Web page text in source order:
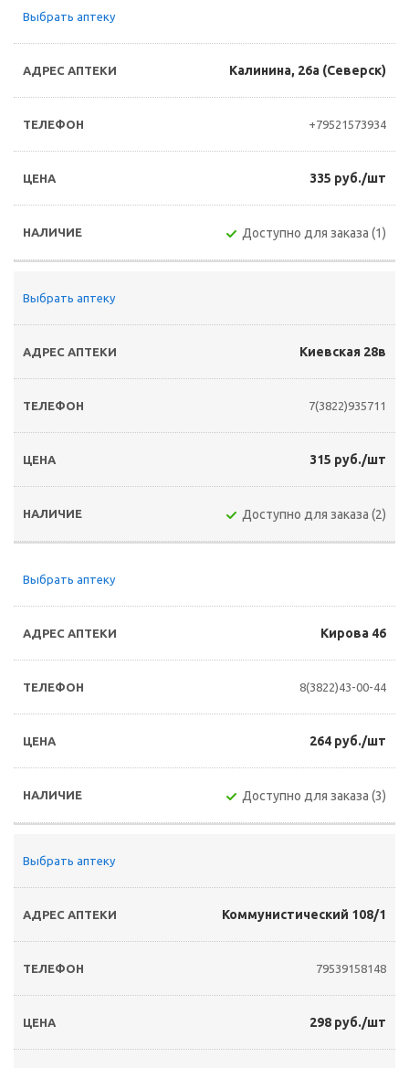
Выбрать аптеку
Калинина, 26а (Северск)
+79521573934
335 руб./шт
Доступно для заказа (1)
Выбрать аптеку
Киевская 28в
7(3822)935711
315 руб./шт
Доступно для заказа (2)
Выбрать аптеку
Кирова 46
8(3822)43-00-44
264 руб./шт
Доступно для заказа (3)
Выбрать аптеку
Коммунистический 108/1
79539158148
298 руб./шт